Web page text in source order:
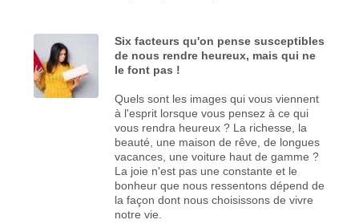
Six facteurs qu'on pense susceptibles
de nous rendre heureux, mais qui ne
le font pas !
Quels sont les images qui vous viennent
à l'esprit lorsque vous pensez à ce qui
vous rendra heureux ? La richesse, la
beauté, une maison de rêve, de longues
vacances, une voiture haut de gamme ?
La joie n'est pas une constante et le
bonheur que nous ressentons dépend de
la façon dont nous choisissons de vivre
notre vie.